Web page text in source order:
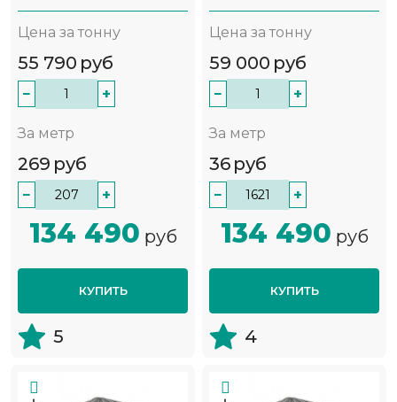
Цена за тонну
55 790 руб
− +
За метр
269 руб
− +
134 490 руб
КУПИТЬ
5
Цена за тонну
59 000 руб
− +
За метр
36 руб
− +
134 490 руб
КУПИТЬ
4